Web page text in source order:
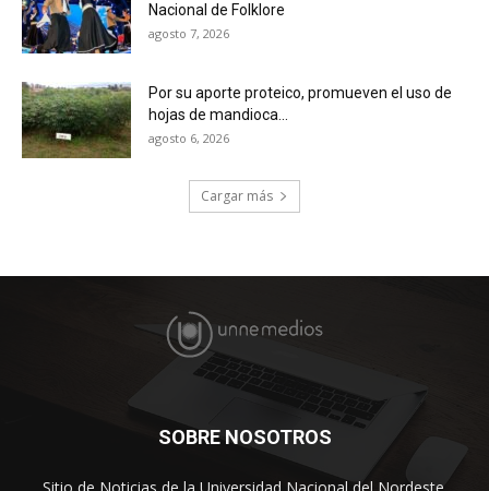
Nacional de Folklore
agosto 7, 2026
Por su aporte proteico, promueven el uso de
hojas de mandioca...
agosto 6, 2026
Cargar más
SOBRE NOSOTROS